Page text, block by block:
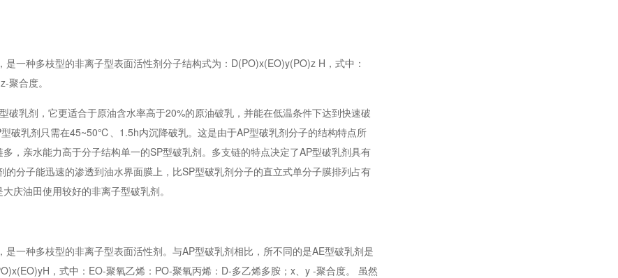
一种多枝型的非离子型表面活性剂分子结构式为：D(PO)x(EO)y(PO)z H，式中：
聚合度。
破乳剂，它更适合于原油含水率高于20%的原油破乳，并能在低温条件下达到快速破
破乳剂只需在45~50℃、1.5h内沉降破乳。这是由于AP型破乳剂分子的结构特点所
，亲水能力高于分子结构单一的SP型破乳剂。多支链的特点决定了AP型破乳剂具有
分子能迅速的渗透到油水界面膜上，比SP型破乳剂分子的直立式单分子膜排列占有
庆油田使用较好的非离子型破乳剂。
一种多枝型的非离子型表面活性剂。与AP型破乳剂相比，所不同的是AE型破乳剂是
，式中：EO-聚氧乙烯：PO-聚氧丙烯：D-多乙烯多胺；x、y -聚合度。 虽然